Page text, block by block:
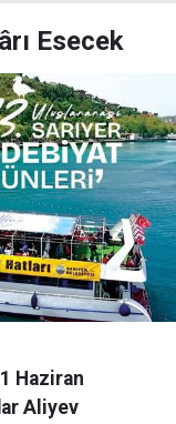
Esecek
Haziran
Aliyev